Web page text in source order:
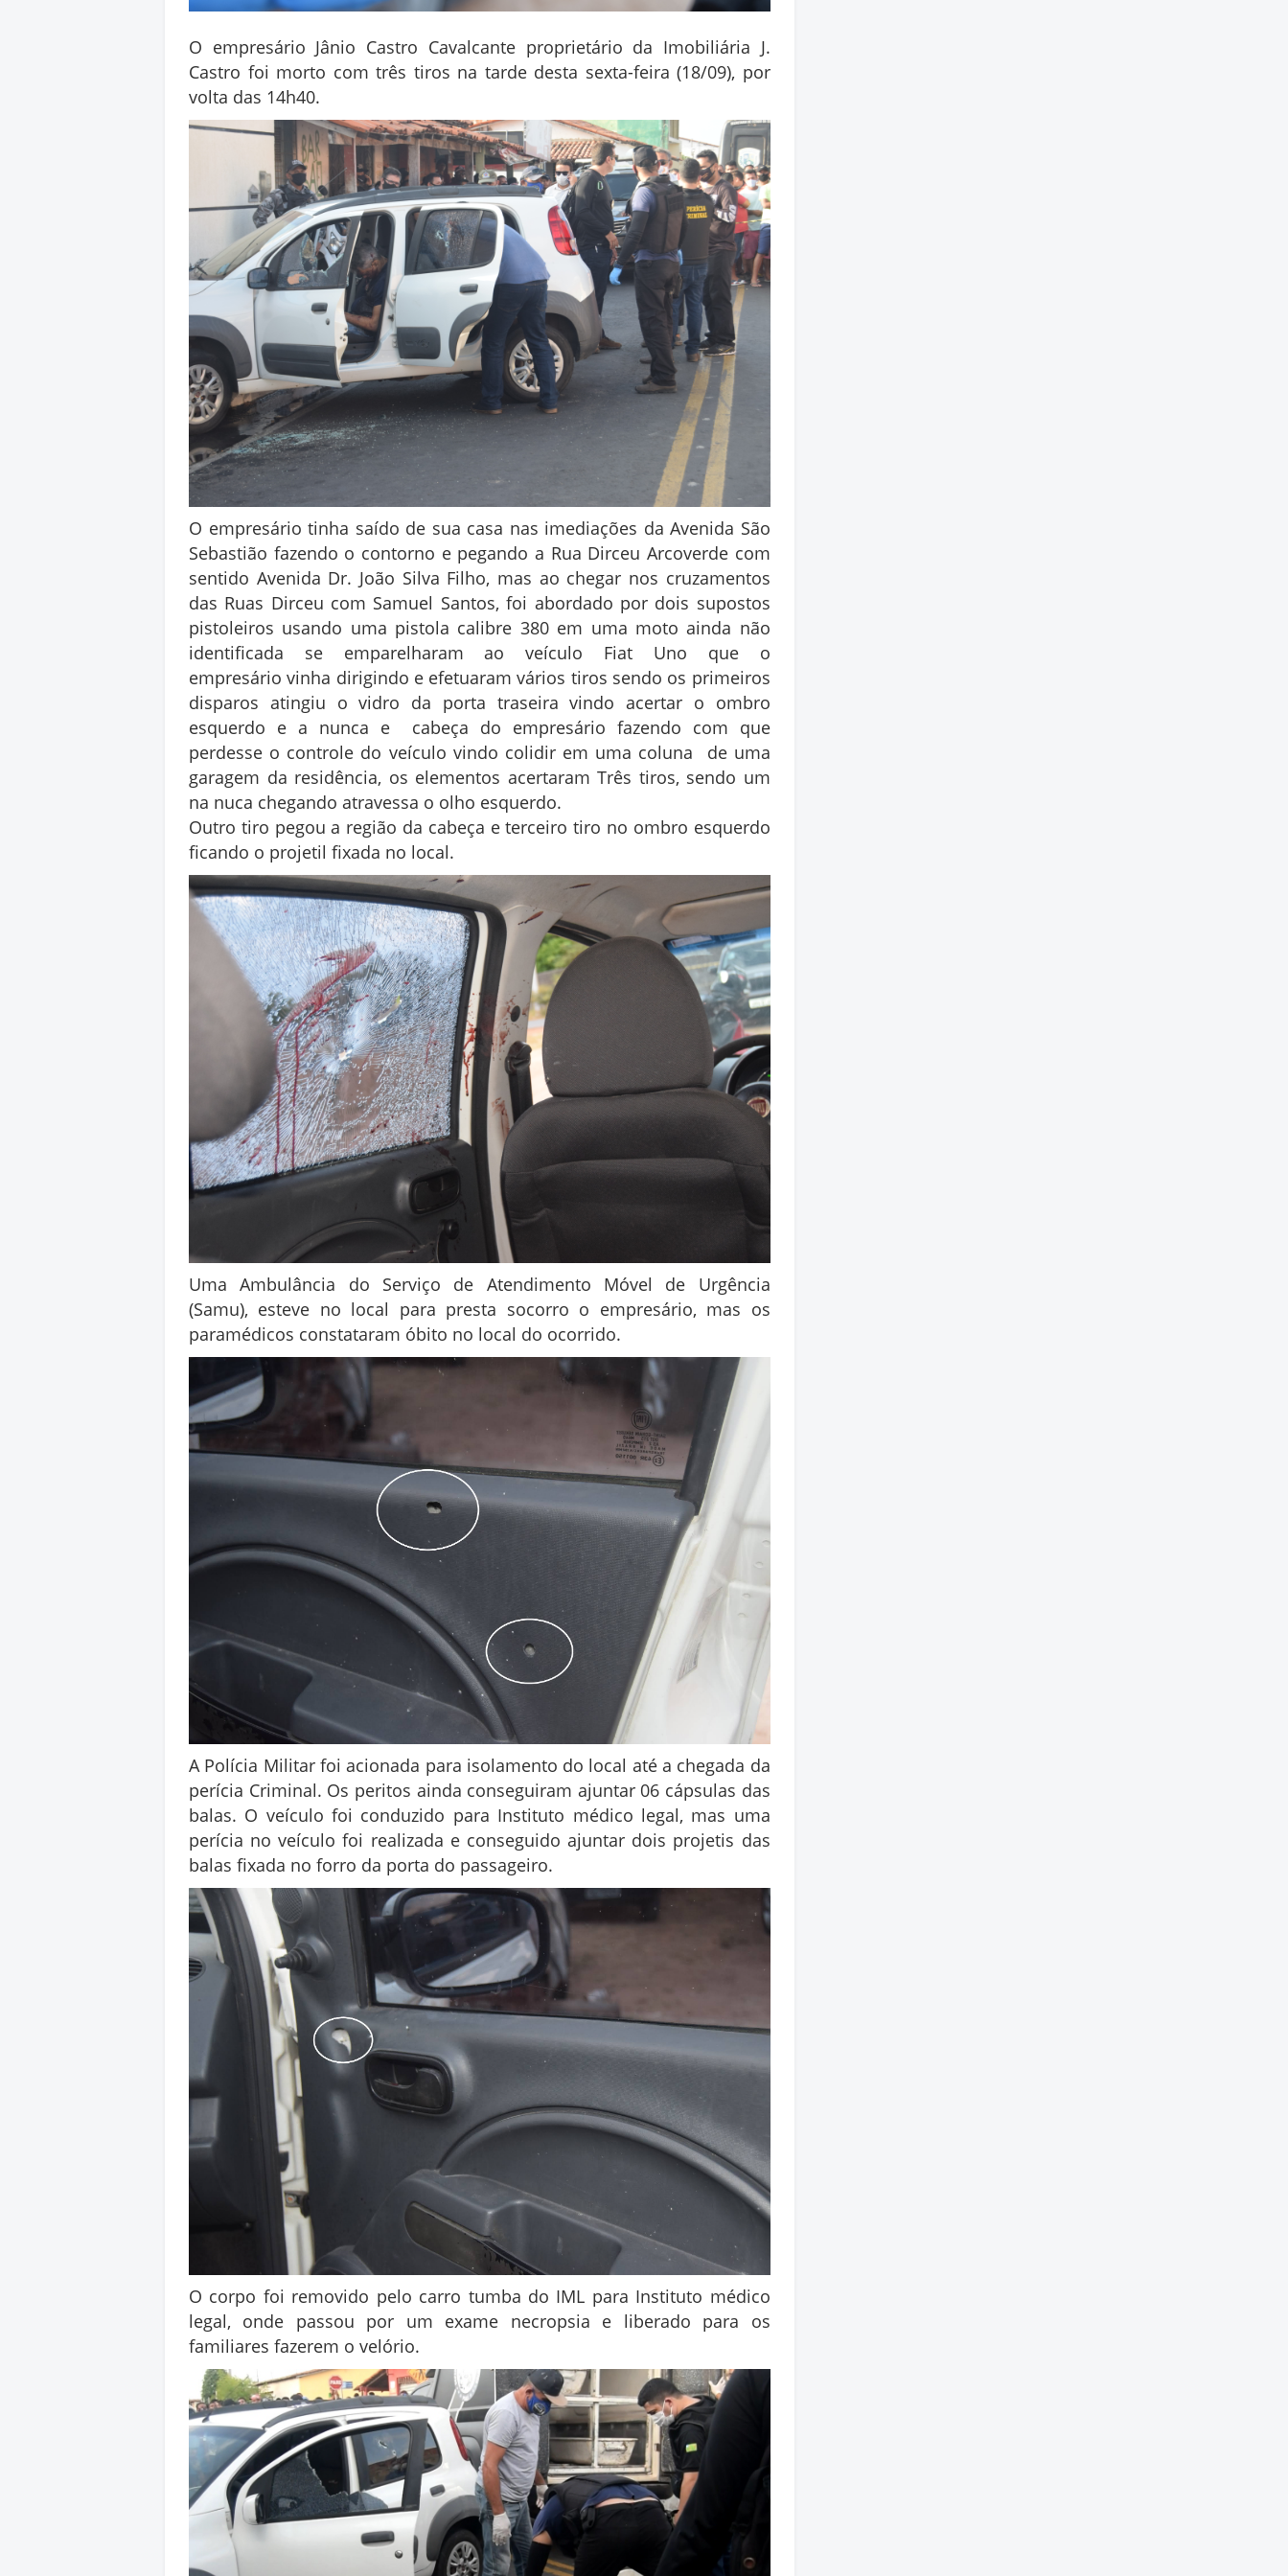
O empresário Jânio Castro Cavalcante proprietário da Imobiliária J.
Castro foi morto com três tiros na tarde desta sexta-feira (18/09), por
volta das 14h40.
O empresário tinha saído de sua casa nas imediações da Avenida São
Sebastião fazendo o contorno e pegando a Rua Dirceu Arcoverde com
sentido Avenida Dr. João Silva Filho, mas ao chegar nos cruzamentos
das Ruas Dirceu com Samuel Santos, foi abordado por dois supostos
pistoleiros usando uma pistola calibre 380 em uma moto ainda não
identificada se emparelharam ao veículo Fiat Uno que o
empresário vinha dirigindo e efetuaram vários tiros sendo os primeiros
disparos atingiu o vidro da porta traseira vindo acertar o ombro
esquerdo e a nunca e cabeça do empresário fazendo com que
perdesse o controle do veículo vindo colidir em uma coluna de uma
garagem da residência, os elementos acertaram Três tiros, sendo um
na nuca chegando atravessa o olho esquerdo.
Outro tiro pegou a região da cabeça e terceiro tiro no ombro esquerdo
ficando o projetil fixada no local.
Uma Ambulância do Serviço de Atendimento Móvel de Urgência
(Samu), esteve no local para presta socorro o empresário, mas os
paramédicos constataram óbito no local do ocorrido.
A Polícia Militar foi acionada para isolamento do local até a chegada da
perícia Criminal. Os peritos ainda conseguiram ajuntar 06 cápsulas das
balas. O veículo foi conduzido para Instituto médico legal, mas uma
perícia no veículo foi realizada e conseguido ajuntar dois projetis das
balas fixada no forro da porta do passageiro.
O corpo foi removido pelo carro tumba do IML para Instituto médico
legal, onde passou por um exame necropsia e liberado para os
familiares fazerem o velório.